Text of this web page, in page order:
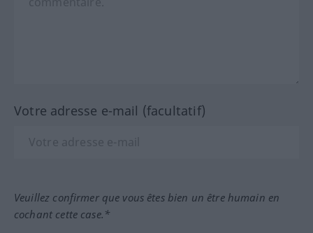
Votre adresse e-mail (facultatif)
Veuillez confirmer que vous êtes bien un être humain en
cochant cette case.*